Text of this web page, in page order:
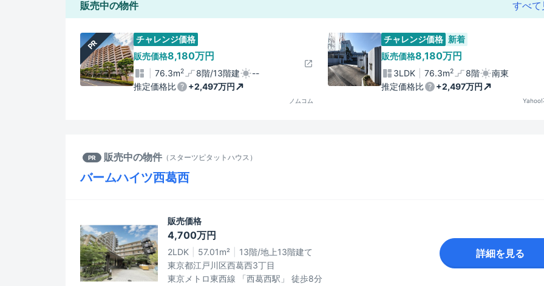
販売中の物件 すべて
PR
チャレンジ価格
販売価格8,180万円
76.3m2 8階/13階建
--
推定価格比
+2,497万円
ノムコム
チャレンジ価格 新着
販売価格8,180万円
3LDK 76.3m2 8階
南東
推定価格比
+2,497万円
Yahoo!
PR 販売中の物件 （ スターツピタットハウス ）
バームハイツ西葛西
販売価格
4,700万円
2LDK 57.01m²
13階/地上13階建て
東京都江戸川区西葛西3丁目
東京メトロ東西線 「西葛西駅」 徒歩8分
詳細を見る